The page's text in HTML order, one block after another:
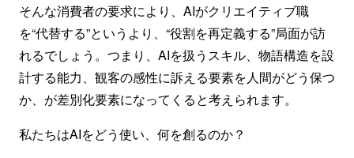
そんな消費者の要求により、AIがクリエイティブ職
を“代替する”というより、“役割を再定義する”局面が訪
れるでしょう。つまり、AIを扱うスキル、物語構造を設
計する能力、観客の感性に訴える要素を人間がどう保つ
か、が差別化要素になってくると考えられます。
私たちはAIをどう使い、何を創るのか？